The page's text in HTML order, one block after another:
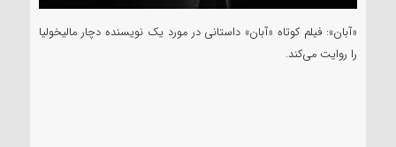
«آبان»: فیلم کوتاه «آبان» داستانی در مورد یک نویسنده دچار مالیخولیا
را روایت می‌کند.